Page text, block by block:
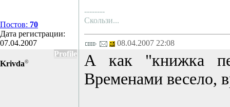
Постов: 70
Дата регистрации:
07.04.2007
--------
Скользи...
08.04.2007 22:08
Profile
Krivda©
А как "книжка
Временами весело,